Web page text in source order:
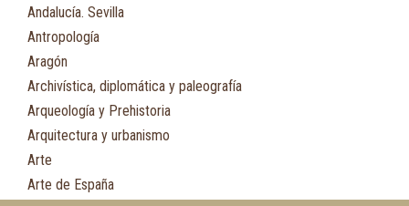
Andalucía. Sevilla
Antropología
Aragón
Archivística, diplomática y paleografía
Arqueología y Prehistoria
Arquitectura y urbanismo
Arte
Arte de España